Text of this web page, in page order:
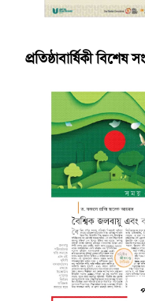
প্রতিষ্ঠাবার্ষিকী বিশেষ